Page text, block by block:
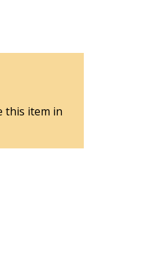
this item in